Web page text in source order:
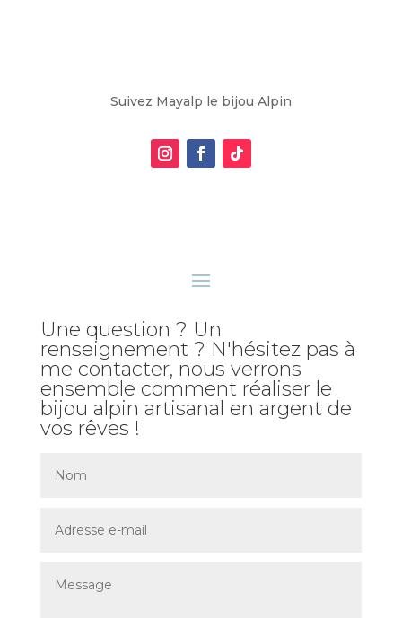
Suivez Mayalp le bijou Alpin
Une question ? Un
renseignement ? N'hésitez pas à
me contacter, nous verrons
ensemble comment réaliser le
bijou alpin artisanal en argent de
vos rêves !